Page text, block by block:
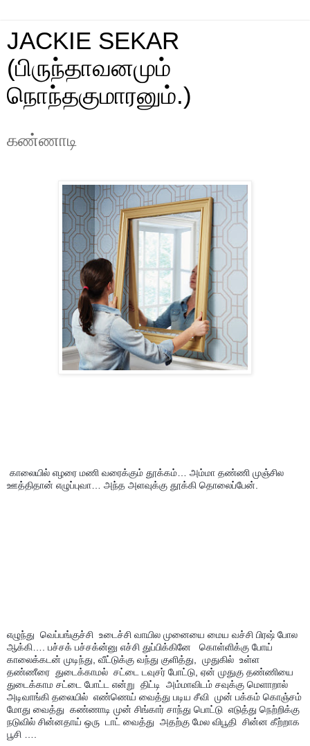
JACKIE SEKAR
(பிருந்தாவனமும்
நொந்தகுமாரனும்.)
கண்ணாடி
ஊத்திதான் எழுப்புவா… அந்த அளவுக்கு தூக்கி தொலைப்பேன்.
எழுந்து  வெப்பங்குச்சி  உடைச்சி வாயில முனையை மைய வச்சி பிரஷ் போல
ஆக்கி…. பச்சக் பச்சக்ன்னு எச்சி துப்பிக்கினே   கொள்ளிக்கு போய்
காலைக்கடன் முடிந்து, வீட்டுக்கு வந்து குளித்து,  முதுகில்  உள்ள
தண்ணீரை  துடைக்காமல்  சட்டை டவுசர் போட்டு, ஏன் முதுகு தண்ணியை
துடைக்காம சட்டை போட்ட என்று  திட்டி  அம்மாவிடம் சவுக்கு மெளாறால்
அடிவாங்கி தலையில்  எண்ணெய் வைத்து படிய சீவி  முன் பக்கம் கொஞ்சம்
மோது வைத்து  கண்ணாடி முன் சிங்கார் சாந்து பொட்டு  எடுத்து நெற்றிக்கு
நடுவில் சின்னதாய் ஒரு  டாட் வைத்து  அதற்கு மேல விபூதி  சின்ன கீற்றாக
பூசி ….